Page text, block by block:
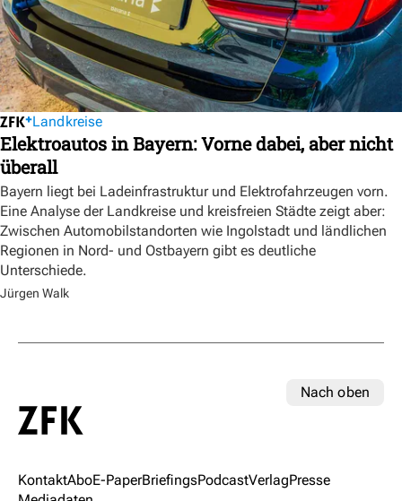
Landkreise
Elektroautos in Bayern: Vorne dabei, aber nicht
überall
Bayern liegt bei Ladeinfrastruktur und Elektrofahrzeugen vorn.
Eine Analyse der Landkreise und kreisfreien Städte zeigt aber:
Zwischen Automobilstandorten wie Ingolstadt und ländlichen
Regionen in Nord- und Ostbayern gibt es deutliche
Unterschiede.
Jürgen Walk
Nach oben
KontaktAboE-PaperBriefingsPodcastVerlagPresse